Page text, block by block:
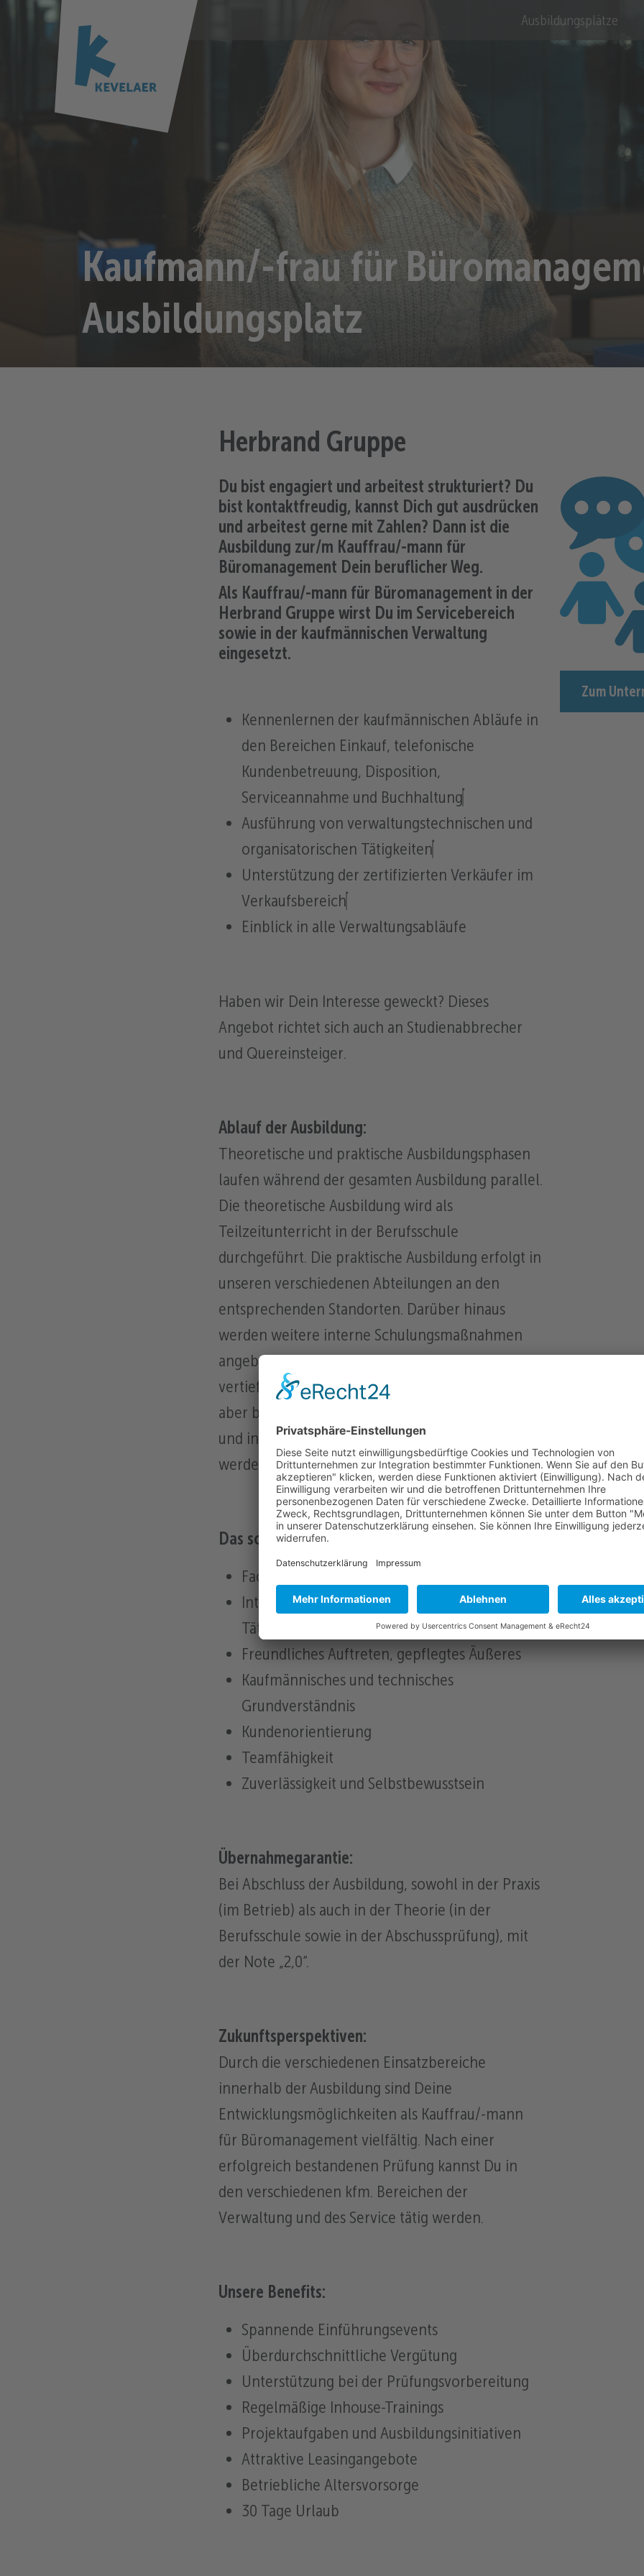
Ausbildungsplätze
Kaufmann/-frau für
Ausbildungsplatz
Herbrand Gruppe
Du bist engagiert und arbeitest strukturiert? Du
bist kontaktfreudig, kannst Dich gut ausdrücken
und arbeitest gerne mit Zahlen? Dann ist die
Ausbildung zur/m Kauffrau/-mann für
Büromanagement Dein beruflicher Weg.
Als Kauffrau/-mann für Büromanagement in der
Herbrand Gruppe wirst Du im Servicebereich
sowie in der kaufmännischen Verwaltung
eingesetzt.
Kennenlernen der kaufmännischen Abläufe in
den Bereichen Einkauf, telefonische
Kundenbetreuung, Disposition,
Serviceannahme und Buchhaltung
Ausführung von verwaltungstechnischen und
organisatorischen Tätigkeiten
Unterstützung der zertifizierten Verkäufer im
Verkaufsbereich
Einblick in alle Verwaltungsabläufe
Haben wir Dein Interesse geweckt? Dieses
Angebot richtet sich auch an Studienabbrecher
und Quereinsteiger.
Ablauf der Ausbildung:
Theoretische und praktische Ausbildungsphasen
laufen während der gesamten Ausbildung parallel.
Die theoretische Ausbildung wird als
Teilzeitunterricht in der Berufsschule
durchgeführt. Die praktische Ausbildung erfolgt in
unseren verschiedenen Abteilungen an den
entsprechenden Standorten. Darüber hinaus
werden weitere interne Schulungsmaßnahmen
angeboten, um Kenntnisse zu ergänzen und zu
vertiefen. Die Ausbildung dauert 3 Jahre, kann
aber bei entsprechend guter Leistung im Betrieb
und in der Berufsschule auf 2,5 Jahre verkürzt
werden.
Das solltest Du mitbringen:
Fachhochschulreife
Interesse an verwaltungstechnischen
Tätigkeiten
Freundliches Auftreten, gepflegtes Äußeres
Kaufmännisches und technisches
Grundverständnis
Kundenorientierung
Teamfähigkeit
Zuverlässigkeit und Selbstbewusstsein
Übernahmegarantie:
Bei Abschluss der Ausbildung, sowohl in der Praxis
(im Betrieb) als auch in der Theorie (in der
Berufsschule sowie in der Abschussprüfung), mit
der Note „2,0“.
Zukunftsperspektiven:
Durch die verschiedenen Einsatzbereiche
innerhalb der Ausbildung sind Deine
Entwicklungsmöglichkeiten als Kauffrau/-mann
für Büromanagement vielfältig. Nach einer
erfolgreich bestandenen Prüfung kannst Du in
den verschiedenen kfm. Bereichen der
Verwaltung und des Service tätig werden.
Unsere Benefits:
Spannende Einführungsevents
Überdurchschnittliche Vergütung
Unterstützung bei der Prüfungsvorbereitung
Regelmäßige Inhouse-Trainings
Projektaufgaben und Ausbildungsinitiativen
Attraktive Leasingangebote
Betriebliche Altersvorsorge
30 Tage Urlaub
Zum